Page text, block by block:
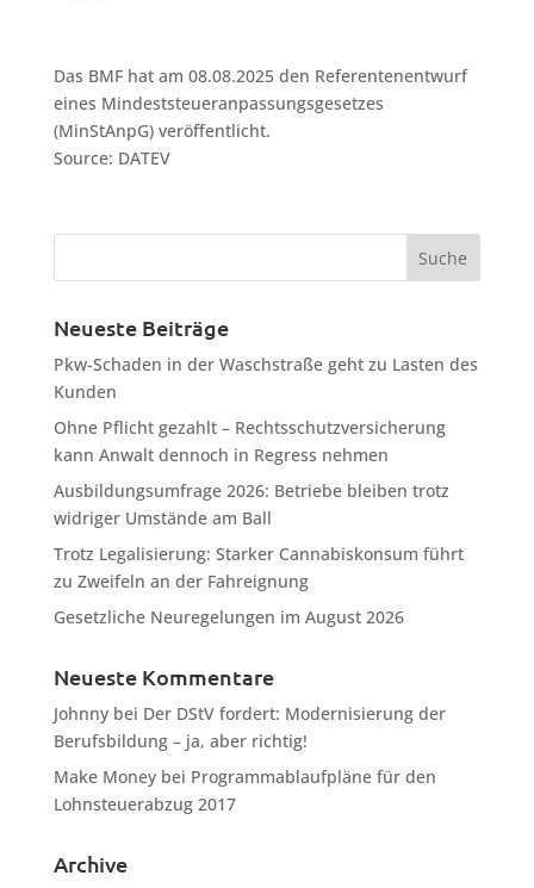
Das BMF hat am 08.08.2025 den Referentenentwurf
eines Mindeststeueranpassungsgesetzes
(MinStAnpG) veröffentlicht.
Source: DATEV
Neueste Beiträge
Pkw-Schaden in der Waschstraße geht zu Lasten des
Kunden
Ohne Pflicht gezahlt – Rechtsschutzversicherung
kann Anwalt dennoch in Regress nehmen
Ausbildungsumfrage 2026: Betriebe bleiben trotz
widriger Umstände am Ball
Trotz Legalisierung: Starker Cannabiskonsum führt
zu Zweifeln an der Fahreignung
Gesetzliche Neuregelungen im August 2026
Neueste Kommentare
Johnnybei Der DStV fordert: Modernisierung der
Berufsbildung – ja, aber richtig!
Make Moneybei Programmablaufpläne für den
Lohnsteuerabzug 2017
Archive